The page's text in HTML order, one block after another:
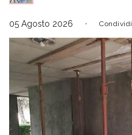
05 Agosto 2026 Condividi